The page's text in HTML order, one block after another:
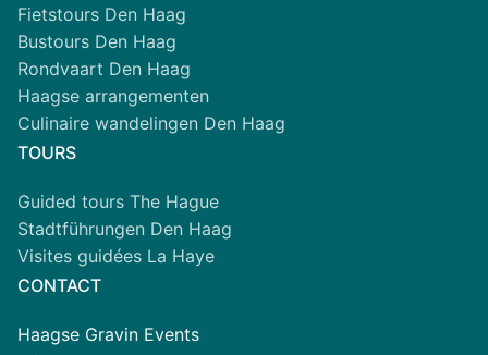
Fietstours Den Haag
Bustours Den Haag
Rondvaart Den Haag
Haagse arrangementen
Culinaire wandelingen Den Haag
TOURS
Guided tours The Hague
Stadtführungen Den Haag
Visites guidées La Haye
CONTACT
Haagse Gravin Events